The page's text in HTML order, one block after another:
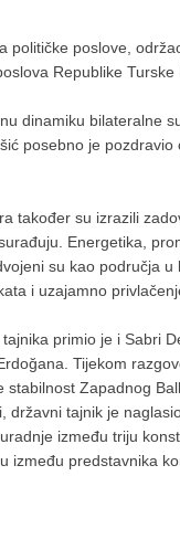
političke poslove,
Republike Turske
dinamiku bilateralne
posebno je
također su izrazili
Energetika,
su kao područja
i uzajamno
primio je i Sabri
Tijekom
stabilnost Zapadnog
državni tajnik je
između triju
između predstavnika